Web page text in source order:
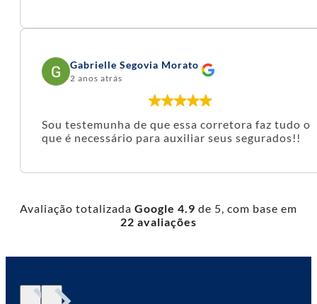
Gabrielle Segovia Morato
2 anos atrás
Sou testemunha de que essa corretora faz tudo o
que é necessário para auxiliar seus segurados!!
Avaliação totalizada Google 4.9 de 5, com base em
22 avaliações